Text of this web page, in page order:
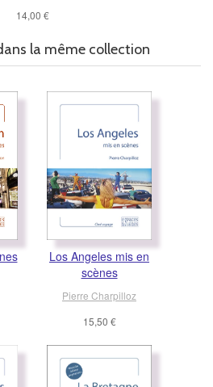
14,00 €
la même collection
Los Angeles mis en
scènes
Pierre Charpilloz
15,50 €